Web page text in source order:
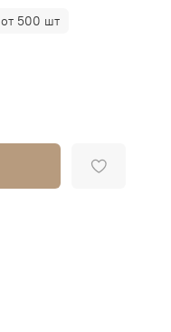
от 500 шт